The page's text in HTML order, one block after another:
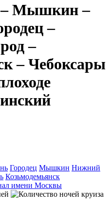
– Мышкин –
–
–
– Чебоксары
Городец Мышкин Нижний
Козьмодемьянск
имени Москвы